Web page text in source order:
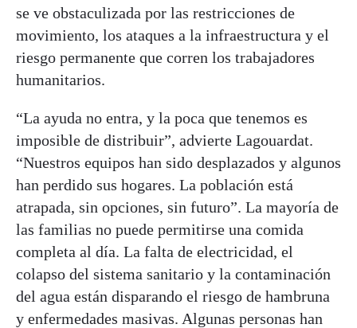
se ve obstaculizada por las restricciones de
movimiento, los ataques a la infraestructura y el
riesgo permanente que corren los trabajadores
humanitarios.
“La ayuda no entra, y la poca que tenemos es
imposible de distribuir”, advierte Lagouardat.
“Nuestros equipos han sido desplazados y algunos
han perdido sus hogares. La población está
atrapada, sin opciones, sin futuro”. La mayoría de
las familias no puede permitirse una comida
completa al día. La falta de electricidad, el
colapso del sistema sanitario y la contaminación
del agua están disparando el riesgo de hambruna
y enfermedades masivas. Algunas personas han